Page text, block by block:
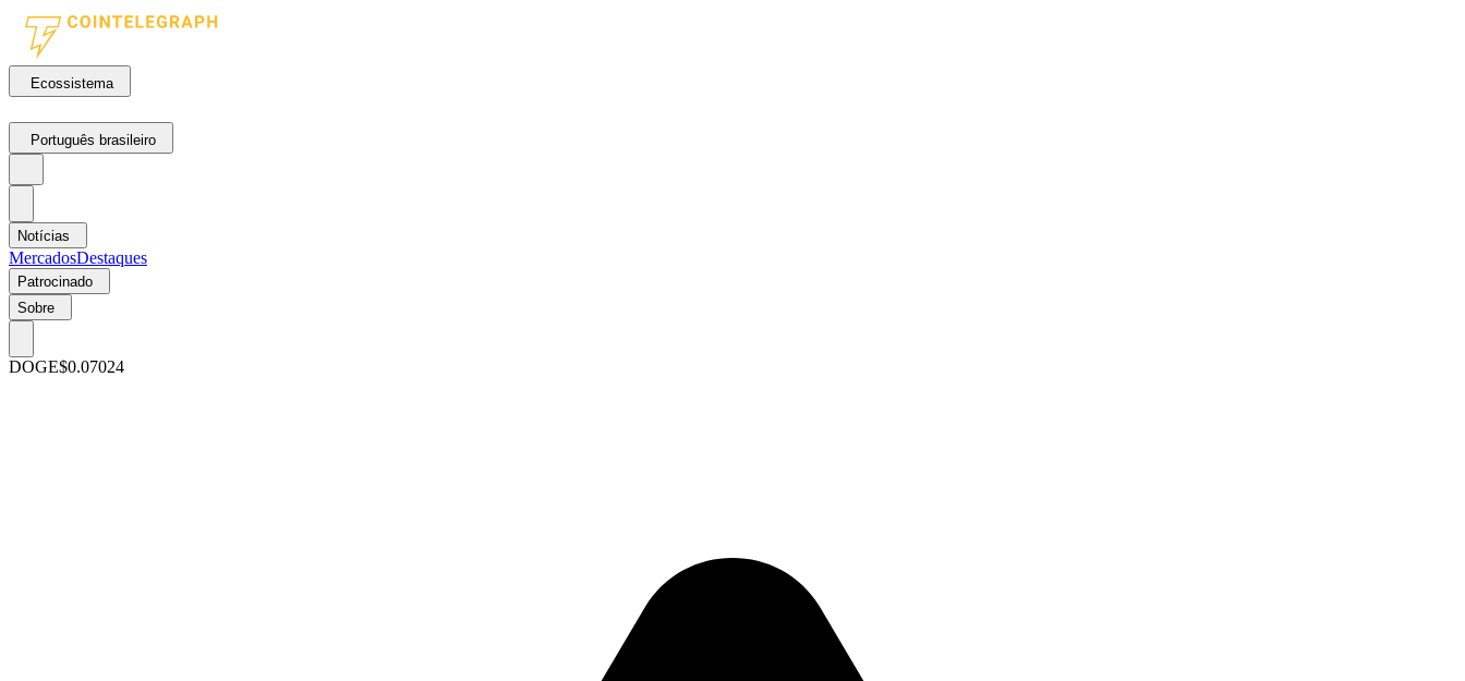
Ecossistema
Português brasileiro
Notícias
MercadosDestaques
Patrocinado
Sobre
DOGE$0.07024